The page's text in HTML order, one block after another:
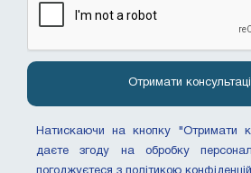
Натискаючи на кнопку "Отримати
даєте згоду на обробку
погоджуєтеся з політикою